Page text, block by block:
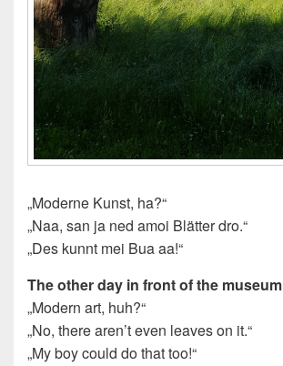
„Moderne Kunst, ha?“
„Naa, san ja ned amoi Blätter dro.“
„Des kunnt mei Bua aa!“
The other day in front of the museum
„Modern art, huh?“
„No, there aren’t even leaves on it.“
„My boy could do that too!“